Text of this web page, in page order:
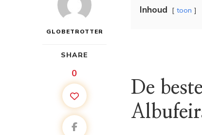
GLOBETROTTER
SHARE
0
Inhoud toon
De